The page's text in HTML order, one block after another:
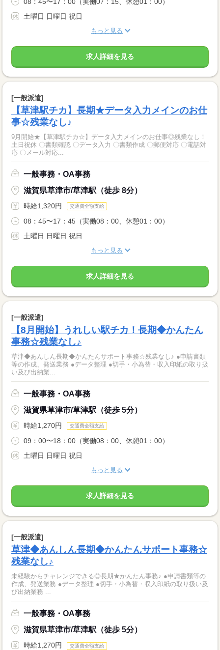
土曜日 日曜日 祝日
もっと見る
求人詳細を見る
[一般派遣]
【草津駅チカ】長期★データ入力メインのお仕
事☆残業なし♪
9月開始★【草津駅チカ☆】データ入力メインのお仕事◎残業なし！
土日祝休 〇書類確認 〇データ入力 〇書類作成 〇郵便対応 〇電話対
応 〇メール対応...
一般事務・OA事務
滋賀県草津市/草津駅（徒歩 8分）
時給1,320円 交通費全額支給
08：45〜17：45（実働08：00、休憩01：00）
土曜日 日曜日 祝日
もっと見る
求人詳細を見る
[一般派遣]
【8月開始】うれしい駅チカ！長期◆かんたん
事務☆残業なし♪
草津◆あんしん長期◆かんたんサポート事務☆残業なし♪ ●申請書類
等の作成、発送業務 ●データ整理 ●切手・小為替・収入印紙の取り扱
い及び出納業...
一般事務・OA事務
滋賀県草津市/草津駅（徒歩 5分）
時給1,270円 交通費全額支給
09：00〜18：00（実働08：00、休憩01：00）
土曜日 日曜日 祝日
もっと見る
求人詳細を見る
[一般派遣]
草津◆あんしん長期◆かんたんサポート事務☆
残業なし♪
未経験からチャレンジできる◎長期★かんたん事務♪ ●申請書類等の
作成、発送業務 ●データ整理 ●切手・小為替・収入印紙の取り扱い及
び出納業務 ...
一般事務・OA事務
滋賀県草津市/草津駅（徒歩 5分）
時給1,270円 交通費全額支給